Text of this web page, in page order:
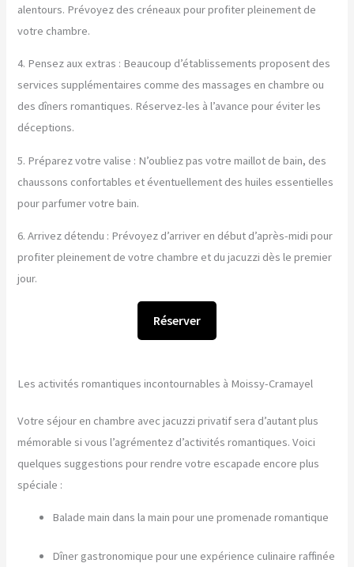
alentours. Prévoyez des créneaux pour profiter pleinement de
votre chambre.
4. Pensez aux extras : Beaucoup d’établissements proposent des
services supplémentaires comme des massages en chambre ou
des dîners romantiques. Réservez-les à l’avance pour éviter les
déceptions.
5. Préparez votre valise : N’oubliez pas votre maillot de bain, des
chaussons confortables et éventuellement des huiles essentielles
pour parfumer votre bain.
6. Arrivez détendu : Prévoyez d’arriver en début d’après-midi pour
profiter pleinement de votre chambre et du jacuzzi dès le premier
jour.
Réserver
Les activités romantiques incontournables à Moissy-Cramayel
Votre séjour en chambre avec jacuzzi privatif sera d’autant plus
mémorable si vous l’agrémentez d’activités romantiques. Voici
quelques suggestions pour rendre votre escapade encore plus
spéciale :
Balade main dans la main pour une promenade romantique
Dîner gastronomique pour une expérience culinaire raffinée